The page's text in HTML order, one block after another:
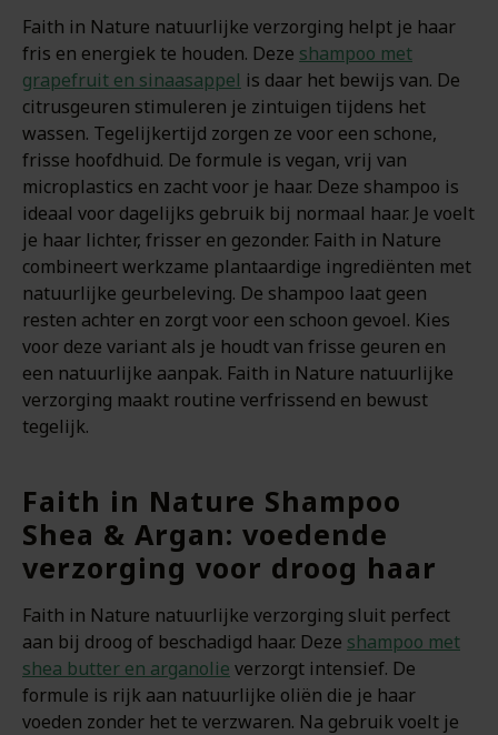
Faith in Nature natuurlijke verzorging helpt je haar
fris en energiek te houden. Deze shampoo met
grapefruit en sinaasappel is daar het bewijs van. De
citrusgeuren stimuleren je zintuigen tijdens het
wassen. Tegelijkertijd zorgen ze voor een schone,
frisse hoofdhuid. De formule is vegan, vrij van
microplastics en zacht voor je haar. Deze shampoo is
ideaal voor dagelijks gebruik bij normaal haar. Je voelt
je haar lichter, frisser en gezonder. Faith in Nature
combineert werkzame plantaardige ingrediënten met
natuurlijke geurbeleving. De shampoo laat geen
resten achter en zorgt voor een schoon gevoel. Kies
voor deze variant als je houdt van frisse geuren en
een natuurlijke aanpak. Faith in Nature natuurlijke
verzorging maakt routine verfrissend en bewust
tegelijk.
Faith in Nature Shampoo
Shea & Argan: voedende
verzorging voor droog haar
Faith in Nature natuurlijke verzorging sluit perfect
aan bij droog of beschadigd haar. Deze shampoo met
shea butter en arganolie verzorgt intensief. De
formule is rijk aan natuurlijke oliën die je haar
voeden zonder het te verzwaren. Na gebruik voelt je